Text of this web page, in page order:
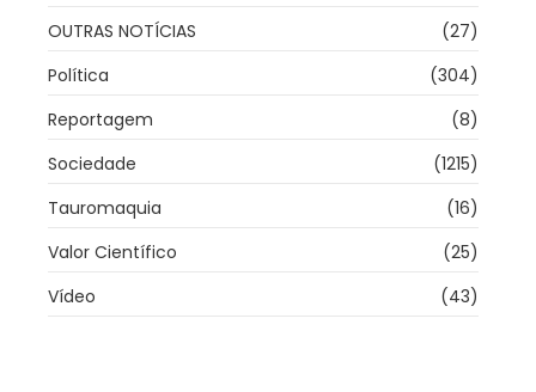
OUTRAS NOTÍCIAS
(27)
Política
(304)
Reportagem
(8)
Sociedade
(1215)
Tauromaquia
(16)
Valor Científico
(25)
Vídeo
(43)